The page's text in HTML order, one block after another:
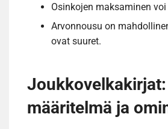
Osinkojen maksaminen
Arvonnousu on
ovat suuret.
Joukkovelkakirjat:
määritelmä ja